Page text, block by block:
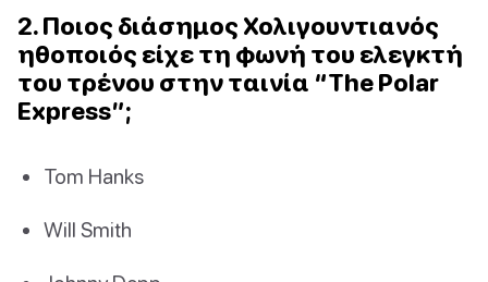
2. Ποιος διάσημος Χολιγουντιανός
ηθοποιός είχε τη φωνή του ελεγκτή
του τρένου στην ταινία “The Polar
Express”;
Tom Hanks
Will Smith